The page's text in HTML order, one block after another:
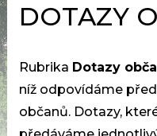
DOTAZY
Rubrika Dotazy
níž odpovídáme
občanů. Dotazy,